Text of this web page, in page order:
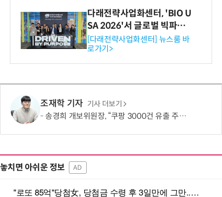
다래전략사업화센터, 'BIO U
SA 2026'서 글로벌 빅파마
와의 비즈니스 미팅 지원…K
-바이오 해외 진출 교두보 확
보
[다래전략사업화센터] 뉴스룸 바
로가기>
조재학 기자 기사 더보기
송경희 개보위원장, “쿠팡 3000건 유출 주장 사실과 달라…엄정 처분할 것”
놓치면 아쉬운 정보 AD